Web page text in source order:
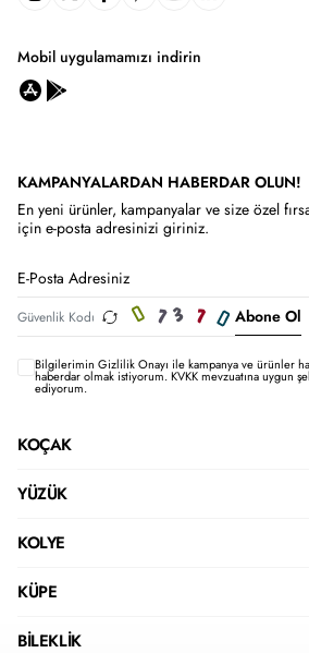
Mobil uygulamamızı indirin
KAMPANYALARDAN HABERDAR OLUN!
En yeni ürünler, kampanyalar ve size özel
için e-posta adresinizi giriniz.
Abone Ol
Bilgilerimin Gizlilik Onayı ile kampanya ve ürünler
haberdar olmak istiyorum.KVKK mevzuatına uygun
ediyorum.
KOÇAK
YÜZÜK
KOLYE
KÜPE
BİLEKLİK